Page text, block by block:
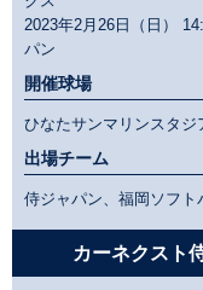
2023年2月26日（日）
パン
開催球場
ひなたサンマリンスタジ
出場チーム
侍ジャパン、福岡ソフト
カーネクスト